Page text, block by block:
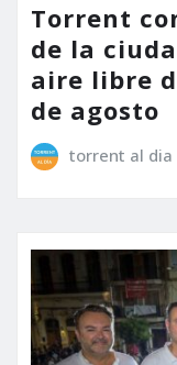
Torrent
de la
aire libre
de agosto
torrent al dia